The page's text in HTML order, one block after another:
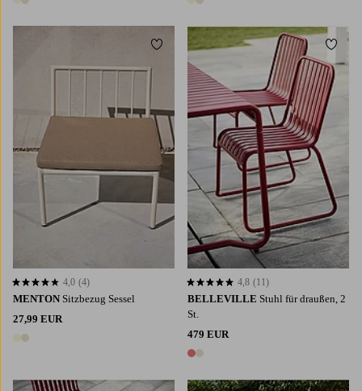
2 Farben 2 Farben
MENTON Sitzbezug Sessel
27,99 EUR
2 Farben
4,0 basierend auf 4 Bewertungen
4,0 (4)
Zu Favoriten hinzufügen
BELLEVILLE Stuhl für draußen, 2
St.
479 EUR
2 Farben
4,8 basierend auf 11 Bewertungen
4,8 (11)
Zu